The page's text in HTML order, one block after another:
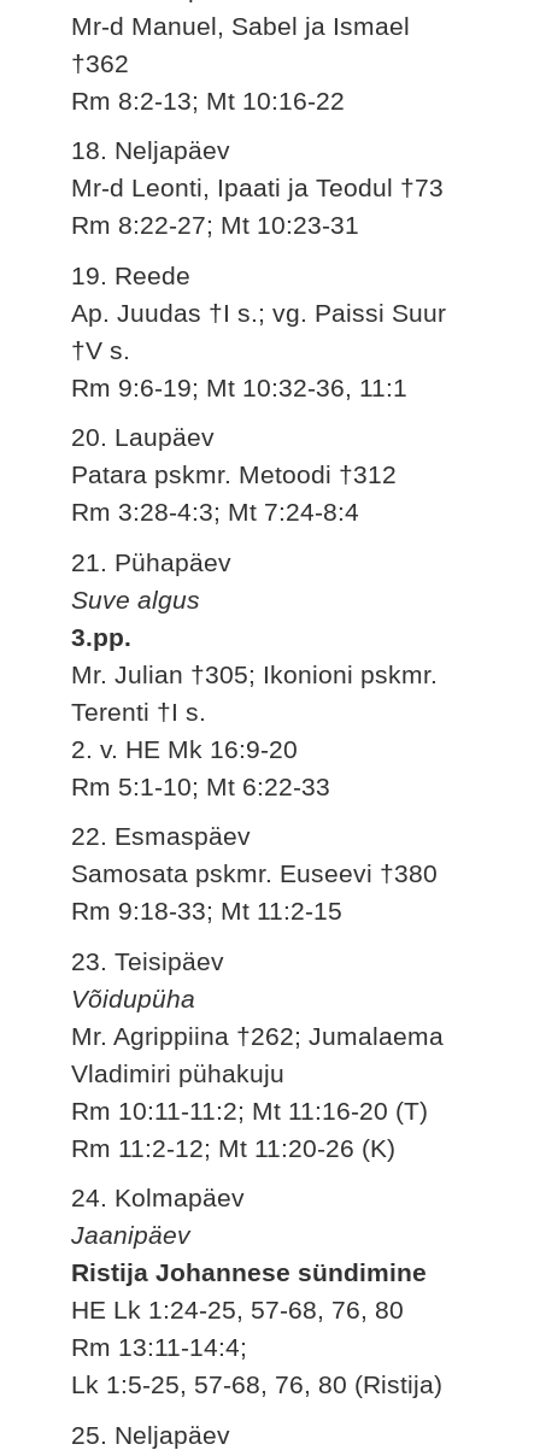
Mr-d Manuel, Sabel ja Ismael
†362
Rm 8:2-13; Mt 10:16-22
18. Neljapäev
Mr-d Leonti, Ipaati ja Teodul †73
Rm 8:22-27; Mt 10:23-31
19. Reede
Ap. Juudas †I s.; vg. Paissi Suur
†V s.
Rm 9:6-19; Mt 10:32-36, 11:1
20. Laupäev
Patara pskmr. Metoodi †312
Rm 3:28-4:3; Mt 7:24-8:4
21. Pühapäev
Suve algus
3.pp.
Mr. Julian †305; Ikonioni pskmr.
Terenti †I s.
2. v. HE Mk 16:9-20
Rm 5:1-10; Mt 6:22-33
22. Esmaspäev
Samosata pskmr. Euseevi †380
Rm 9:18-33; Mt 11:2-15
23. Teisipäev
Võidupüha
Mr. Agrippiina †262; Jumalaema
Vladimiri pühakuju
Rm 10:11-11:2; Mt 11:16-20 (T)
Rm 11:2-12; Mt 11:20-26 (K)
24. Kolmapäev
Jaanipäev
Ristija Johannese sündimine
HE Lk 1:24-25, 57-68, 76, 80
Rm 13:11-14:4;
Lk 1:5-25, 57-68, 76, 80 (Ristija)
25. Neljapäev